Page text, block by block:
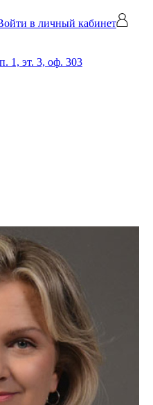
в личный кабинет
1, эт. 3, оф. 303